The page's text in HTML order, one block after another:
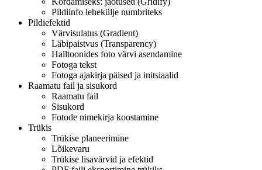
Pildiinfo lehekülje numbriteks
Pildiefektid
Värvisulatus (Gradient)
Läbipaistvus (Transparency)
Halltoonides foto värvi asendamine
Fotoga tekst
Fotoga ajakirja päised ja initsiaalid
Raamatu fail ja sisukord
Raamatu fail
Sisukord
Fotode nimekirja koostamine
Trükis
Trükise planeerimine
Lõikevaru
Trükise lisavärvid ja efektid